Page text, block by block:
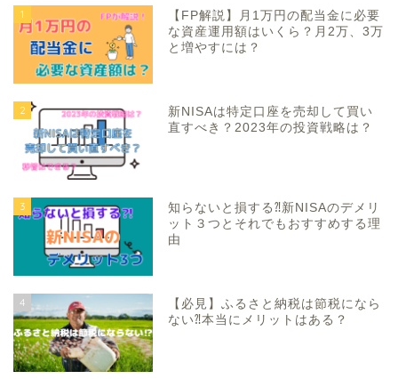
1
【FP解説】月1万円の配当金に必要
な資産運用額はいくら？月2万、3万
と増やすには？
2
新NISAは特定口座を売却して買い
直すべき？2023年の投資戦略は？
3
知らないと損する⁈新NISAのデメリ
ット３つとそれでもおすすめする理
由
4
【必見】ふるさと納税は節税になら
ない⁈本当にメリットはある？